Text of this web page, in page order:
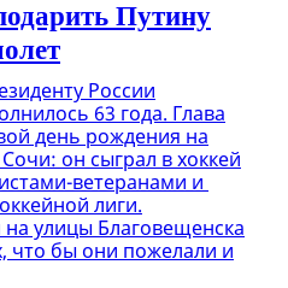
Путину
России
63 года. Глава
день рождения на
он сыграл в хоккей
ветеранами и
лиги.
улицы Благовещенска
что бы они пожелали и